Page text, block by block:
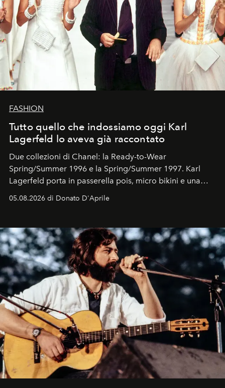
FASHION
Tutto quello che indossiamo oggi Karl
Lagerfeld lo aveva già raccontato
Due collezioni di Chanel: la Ready-to-Wear
Spring/Summer 1996 e la Spring/Summer 1997. Karl
Lagerfeld porta in passerella pois, micro bikini e una
logomania pensata per la spiaggia
Kate, Claudia e Carla una dietro l'altra. Trent'anni dopo,
uno dei documenti più contemporanei che abbiamo.
05.08.2026 di Donato D'Aprile